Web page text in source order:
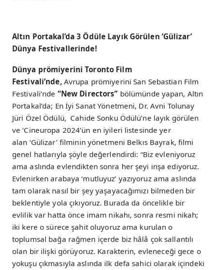
Altın Portakal’da 3 Ödüle Layık Görülen ‘Gülizar’
Dünya Festivallerinde!
Dünya prömiyerini Toronto Film
Festivali’nde, Avrupa prömiyerini San Sebastian Film
Festivali’nde “New Directors” bölümünde yapan, Altın
Portakal’da; En İyi Sanat Yönetmeni, Dr. Avni Tolunay
Jüri Özel Ödülü, Cahide Sonku Ödülü’ne layık görülen
ve ‘Cineuropa 2024’ün en iyileri listesinde yer
alan ‘Gülizar’ filminin yönetmeni Belkıs Bayrak, filmi
genel hatlarıyla şöyle değerlendirdi: “Biz evleniyoruz
ama aslında evlendikten sonra her şeyi inşa ediyoruz.
Evlenirken arabaya ‘mutluyuz’ yazıyoruz ama aslında
tam olarak nasıl bir şey yaşayacağımızı bilmeden bir
beklentiyle yola çıkıyoruz. Burada da öncelikle bir
evlilik var hatta önce imam nikahı, sonra resmi nikah;
iki kere o sürece şahit oluyoruz ama kurulan o
toplumsal bağa rağmen içerde biz hâlâ çok sallantılı
olan bir ilişki görüyoruz. Karakterin, evleneceği gece o
yokuşu çıkmasıyla aslında ilk defa sahici olarak içindeki